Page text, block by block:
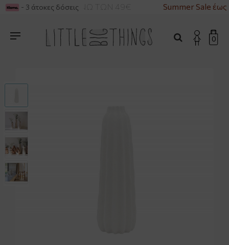
ΓΙΑ ΑΓΟΡΕΣ ΑΝΩ ΤΩΝ 49€ Summer Sale έως
- 3 άτοκες δόσεις
0